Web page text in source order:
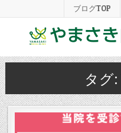
ブログTOP
タグ: